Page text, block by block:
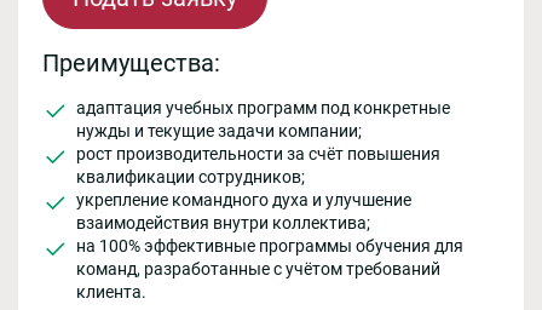
Преимущества:
адаптация учебных программ под конкретные
нужды и текущие задачи компании;
рост производительности за счёт повышения
квалификации сотрудников;
укрепление командного духа и улучшение
взаимодействия внутри коллектива;
на 100% эффективные программы обучения для
команд, разработанные с учётом требований
клиента.